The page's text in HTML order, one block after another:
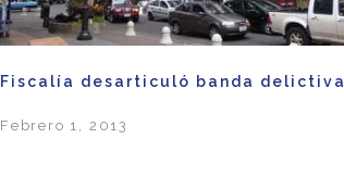
Fiscalía desarticuló banda delictiva
Febrero 1, 2013